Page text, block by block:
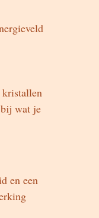
kristallen
wat je
en een